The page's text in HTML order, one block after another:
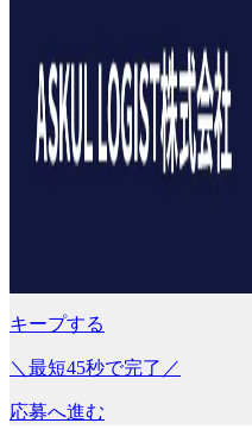
キープする
＼最短45秒で完了／
応募へ進む